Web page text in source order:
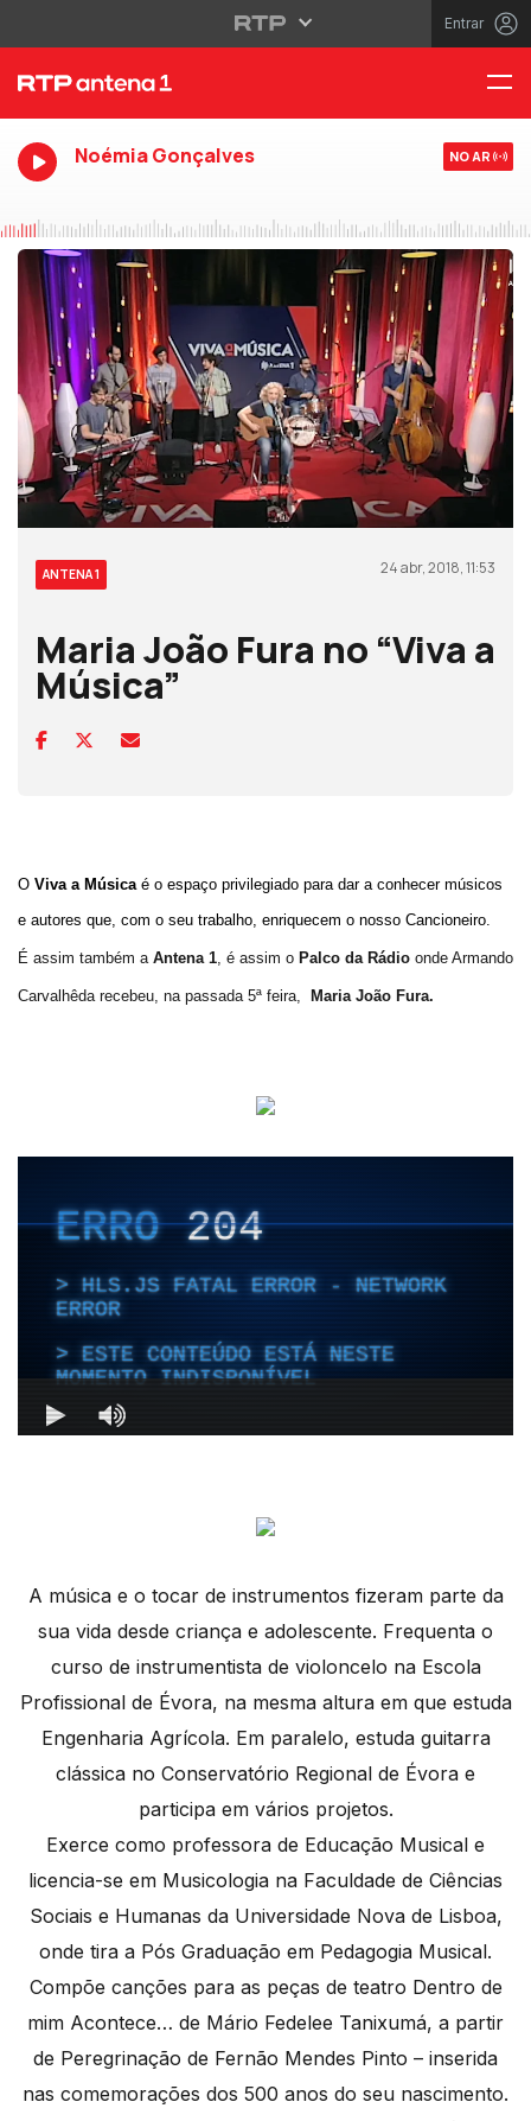
Entrar
Noémia Gonçalves NO AR
ANTENA 1 24 abr, 2018, 11:53
Maria João Fura no “Viva a
Música”
O Viva a Músicaé o espaço privilegiado para dar a conhecer músicos
e autores que, com o seu trabalho, enriquecem o nosso Cancioneiro.
É assim também a Antena 1, é assim o Palco da Rádio onde Armando
Carvalhêda recebeu, na passada 5ª feira, Maria João Fura.
A música e o tocar de instrumentos fizeram parte da
sua vida desde criança e adolescente. Frequenta o
curso de instrumentista de violoncelo na Escola
Profissional de Évora, na mesma altura em que estuda
Engenharia Agrícola. Em paralelo, estuda guitarra
clássica no Conservatório Regional de Évora e
participa em vários projetos.
Exerce como professora de Educação Musical e
licencia-se em Musicologia na Faculdade de Ciências
Sociais e Humanas da Universidade Nova de Lisboa,
onde tira a Pós Graduação em Pedagogia Musical.
Compõe canções para as peças de teatro Dentro de
mim Acontece… de Mário Fedelee Tanixumá, a partir
de Peregrinação de Fernão Mendes Pinto – inserida
nas comemorações dos 500 anos do seu nascimento.